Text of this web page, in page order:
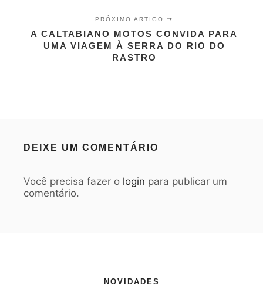
PRÓXIMO ARTIGO
A CALTABIANO MOTOS CONVIDA PARA
UMA VIAGEM À SERRA DO RIO DO
RASTRO
DEIXE UM COMENTÁRIO
Você precisa fazer o login para publicar um
comentário.
NOVIDADES